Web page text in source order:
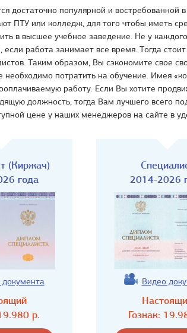
достаточно популярной и востребованной
ПТУ или колледж, для того чтобы иметь
в высшее учебное заведение. Не у
работа занимает все время. Тогда
Таким образом, Вы сэкономите свое
потратить на обучение. Имея
работу. Если Вы хотите
должность, тогда Вам лучшего всего
цене у наших менеджеров на сайте в
(Киржач)
года
р.
2014-2026
Видео
Гознак: